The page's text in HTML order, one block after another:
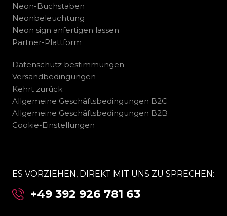
Neon-Buchstaben
Neonbeleuchtung
Neon sign anfertigen lassen
Partner-Plattform
Datenschutz bestimmungen
Versandbedingungen
Kehrt zurück
Allgemeine Geschäftsbedingungen B2C
Allgemeine Geschäftsbedingungen B2B
Cookie-Einstellungen
ES VORZIEHEN, DIREKT MIT UNS ZU SPRECHEN:
+49 392 926 781 63